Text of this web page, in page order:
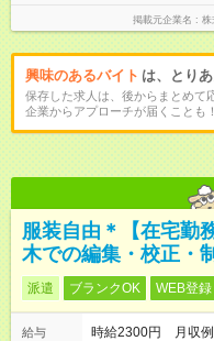
掲載元企業名 株
興味のあるバイト は、とり
保存した求人は、後からまとめて
企業からアプローチが届くことも！
服装自由＊【在宅勤
木での編集・校正・
派遣 ブランクOK WEB登
給与
時給2300円 月収例